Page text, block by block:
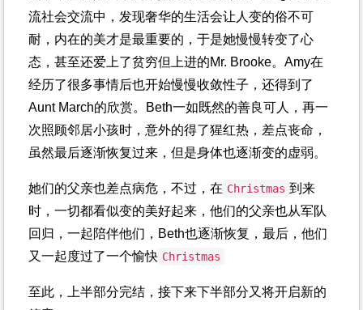
流社会交流中，发现奢华的生活会让人变的俗不可
耐，内在的美才是最重要的，于是她慢慢转变了心
态，甚至还爱上了贫穷但上进的Mr. Brooke。Amy在
经历了很多事情后也开始慢慢收敛性子，还得到了
Aunt March的欣赏。Beth一如既然的善良可人，再一
次照顾邻居小孩时，意外的得了猩红热，差点丧命，
虽然最后逐渐恢复过来，但是身体也逐渐变的虚弱。
她们的父亲也差点病危，不过，在 Christmas 到来
时，一切都看似变的美好起来，他们的父亲也从军队
回归，一起陪伴他们，Beth也逐渐恢复，最后，他们
又一起度过了一个愉快 Christmas
至此，上半部分完结，接下来下半部分又将开启新的